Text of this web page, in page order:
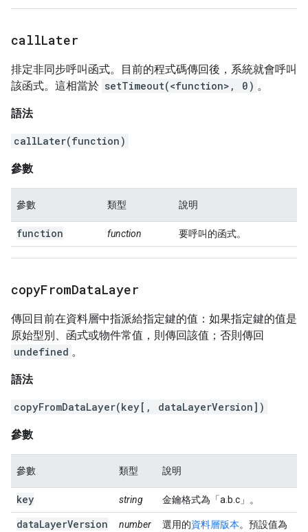
callLater
排定非同步呼叫函式。目前的程式碼傳回後，系統就會呼叫
該函式。這相當於 setTimeout(<function>, 0) 。
語法
callLater(function)
參數
參數 類型 說明
function function 要呼叫的函式。
copyFromDataLayer
傳回目前在資料層中指派給指定鍵的值：如果指定鍵的值是
原始型別、函式或物件常值，則傳回該值；否則傳回
undefined 。
語法
copyFromDataLayer(key[, dataLayerVersion])
參數
參數 類型 說明
key string 金鑰格式為「a.b.c」。
dataLayerVersion number 選用的資料層版本。預設值為